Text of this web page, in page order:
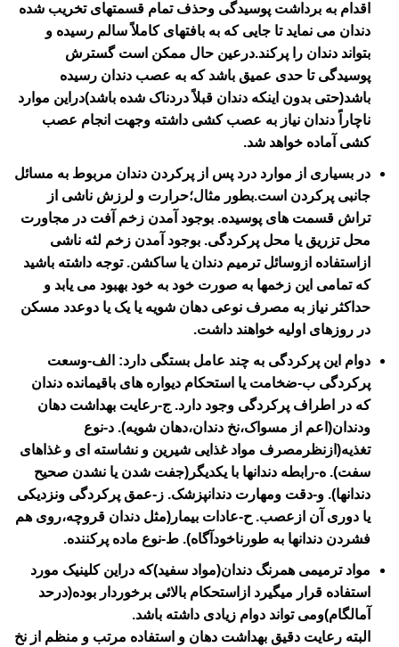
اقدام به برداشت پوسیدگی وحذف تمام قسمتهای تخریب شده
دندان می نماید تا جایی که به بافتهای کاملاً سالم رسیده و
بتواند دندان را پرکند.درعین حال ممکن است گسترش
پوسیدگی تا حدی عمیق باشد که به عصب دندان رسیده
باشد(حتی بدون اینکه دندان قبلاً دردناک شده باشد)دراین موارد
ناچاراً دندان نیاز به عصب کشی داشته وجهت انجام عصب
کشی آماده خواهد شد.
در بسیاری از موارد درد پس از پرکردن دندان مربوط به مسائل
جانبی پرکردن است.بطور مثال؛حرارت و لرزش ناشی از
تراش قسمت های پوسیده. بوجود آمدن زخم آفت در مجاورت
محل تزریق یا محل پرکردگی. بوجود آمدن زخم لثه ناشی
ازاستفاده ازوسائل ترمیم دندان یا ساکشن. توجه داشته باشید
که تمامی این زخمها به صورت خود به خود بهبود می یابد و
حداکثر نیاز به مصرف نوعی دهان شویه یا یک یا دوعدد مسکن
در روزهای اولیه خواهند داشت.
دوام این پرکردگی به چند عامل بستگی دارد: الف-وسعت
پرکردگی ب-ضخامت یا استحکام دیواره های باقیمانده دندان
که در اطراف پرکردگی وجود دارد. ج-رعایت بهداشت دهان
ودندان(اعم از مسواک،نخ دندان،دهان شویه). د-نوع
تغذیه(ازنظرمصرف مواد غذایی شیرین و نشاسته ای و غذاهای
سفت). ه-رابطه دندانها با یکدیگر(جفت شدن یا نشدن صحیح
دندانها). و-دقت ومهارت دندانپزشک. ز-عمق پرکردگی ونزدیکی
یا دوری آن ازعصب. ح-عادات بیمار(مثل دندان قروچه،روی هم
فشردن دندانها به طورناخودآگاه). ط-نوع ماده پرکننده.
مواد ترمیمی همرنگ دندان(مواد سفید)که دراین کلینیک مورد
استفاده قرار میگیرد ازاستحکام بالائی برخوردار بوده(درحد
آمالگام)ومی تواند دوام زیادی داشته باشد.
البته رعایت دقیق بهداشت دهان و استفاده مرتب و منظم از نخ